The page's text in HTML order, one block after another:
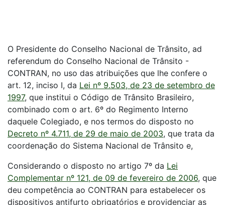
O Presidente do Conselho Nacional de Trânsito, ad
referendum do Conselho Nacional de Trânsito -
CONTRAN, no uso das atribuições que lhe confere o
art. 12, inciso I, da Lei nº 9.503, de 23 de setembro de
1997, que institui o Código de Trânsito Brasileiro,
combinado com o art. 6º do Regimento Interno
daquele Colegiado, e nos termos do disposto no
Decreto nº 4.711, de 29 de maio de 2003, que trata da
coordenação do Sistema Nacional de Trânsito e,
Considerando o disposto no artigo 7º da Lei
Complementar nº 121, de 09 de fevereiro de 2006, que
deu competência ao CONTRAN para estabelecer os
dispositivos antifurto obrigatórios e providenciar as